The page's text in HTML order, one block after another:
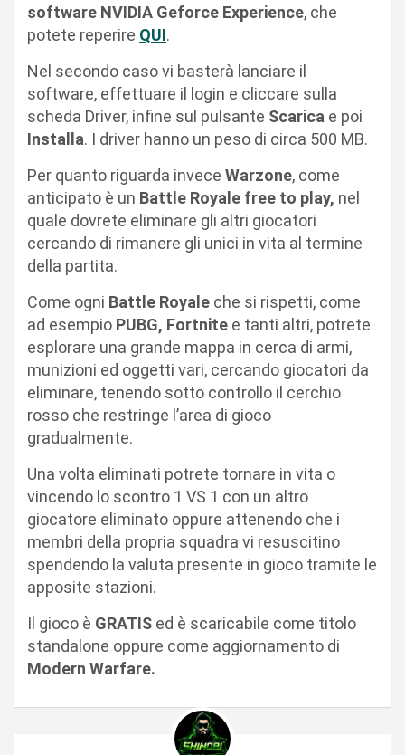
software NVIDIA Geforce Experience, che
potete reperire QUI.
Nel secondo caso vi basterà lanciare il
software, effettuare il login e cliccare sulla
scheda Driver, infine sul pulsante Scarica e poi
Installa. I driver hanno un peso di circa 500 MB.
Per quanto riguarda invece Warzone, come
anticipato è un Battle Royale free to play, nel
quale dovrete eliminare gli altri giocatori
cercando di rimanere gli unici in vita al termine
della partita.
Come ogni Battle Royale che si rispetti, come
ad esempio PUBG, Fortnite e tanti altri, potrete
esplorare una grande mappa in cerca di armi,
munizioni ed oggetti vari, cercando giocatori da
eliminare, tenendo sotto controllo il cerchio
rosso che restringe l’area di gioco
gradualmente.
Una volta eliminati potrete tornare in vita o
vincendo lo scontro 1 VS 1 con un altro
giocatore eliminato oppure attenendo che i
membri della propria squadra vi resuscitino
spendendo la valuta presente in gioco tramite le
apposite stazioni.
Il gioco è GRATIS ed è scaricabile come titolo
standalone oppure come aggiornamento di
Modern Warfare.